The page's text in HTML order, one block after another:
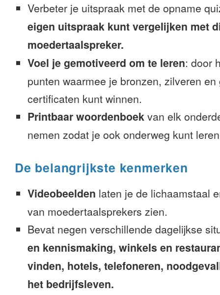
Verbeter je uitspraak met de opname
eigen uitspraak kunt vergelijken met
moedertaalspreker.
Voel je gemotiveerd om te leren: door
punten waarmee je bronzen, zilveren en
certificaten kunt winnen.
Printbaar woordenboek van elk
nemen zodat je ook onderweg kunt
De belangrijkste kenmerken
Videobeelden laten je de lichaamstaal
van moedertaalsprekers zien.
Bevat negen verschillende dagelijkse
en kennismaking, winkels en
vinden, hotels, telefoneren,
het bedrijfsleven.